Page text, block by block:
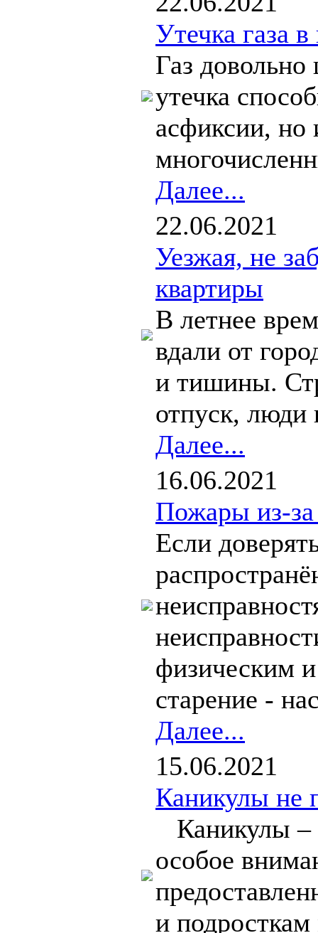
Утечка газа
Газ
утечка
асфиксии, но
Далее...
22.06.2021
Уезжая, не
квартиры
В летнее
вдали от
и тишины.
отпуск, люди
Далее...
16.06.2021
Пожары из-за
Если
физическим
старение -
Далее...
15.06.2021
Каникулы не
Каникулы –
особое
и подросткам